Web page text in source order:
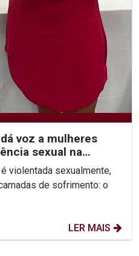
voz a mulheres
sexual na
é violentada sexualmente,
de sofrimento: o
LER MAIS